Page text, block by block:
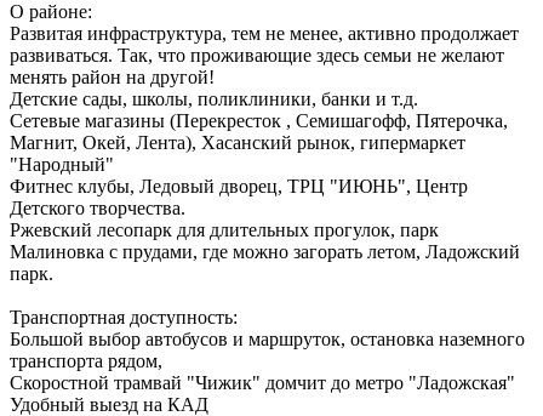
О районе:
Развитая инфраструктура, тем не менее, активно продолжает
развиваться. Так, что проживающие здесь семьи не желают
менять район на другой!
Детские сады, школы, поликлиники, банки и т.д.
Сетевые магазины (Перекресток , Семишагофф, Пятерочка,
Магнит, Окей, Лента), Хасанский рынок, гипермаркет
"Народный"
Фитнес клубы, Ледовый дворец, ТРЦ "ИЮНЬ", Центр
Детского творчества.
Ржевский лесопарк для длительных прогулок, парк
Малиновка с прудами, где можно загорать летом, Ладожский
парк.
Транспортная доступность:
Большой выбор автобусов и маршруток, остановка наземного
транспорта рядом,
Скоростной трамвай "Чижик" домчит до метро "Ладожская"
Удобный выезд на КАД